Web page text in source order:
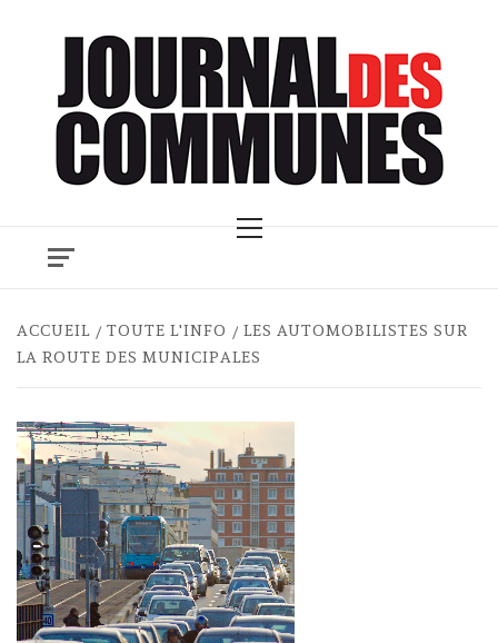
Menu
ACCUEIL TOUTE L'INFO
LES AUTOMOBILISTES SUR
LA ROUTE DES MUNICIPALES